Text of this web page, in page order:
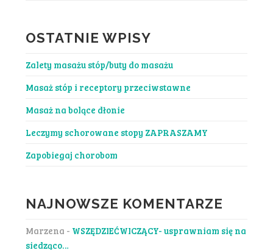
OSTATNIE WPISY
Zalety masażu stóp/buty do masażu
Masaż stóp i receptory przeciwstawne
Masaż na bolące dłonie
Leczymy schorowane stopy ZAPRASZAMY
Zapobiegaj chorobom
NAJNOWSZE KOMENTARZE
Marzena - WSZĘDZIEĆWICZĄCY- usprawniam się na
siedząco…